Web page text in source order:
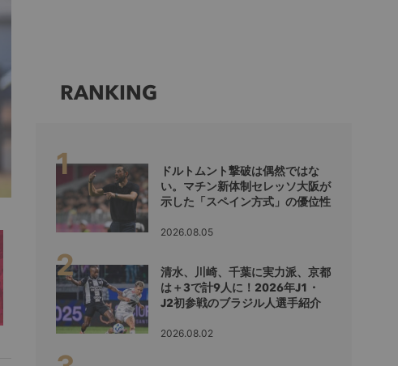
RANKING
ドルトムント撃破は偶然ではな
い。マチン新体制セレッソ大阪が
示した「スペイン方式」の優位性
2026.08.05
清水、川崎、千葉に実力派、京都
は＋3で計9人に！2026年J1・
J2初参戦のブラジル人選手紹介
2026.08.02